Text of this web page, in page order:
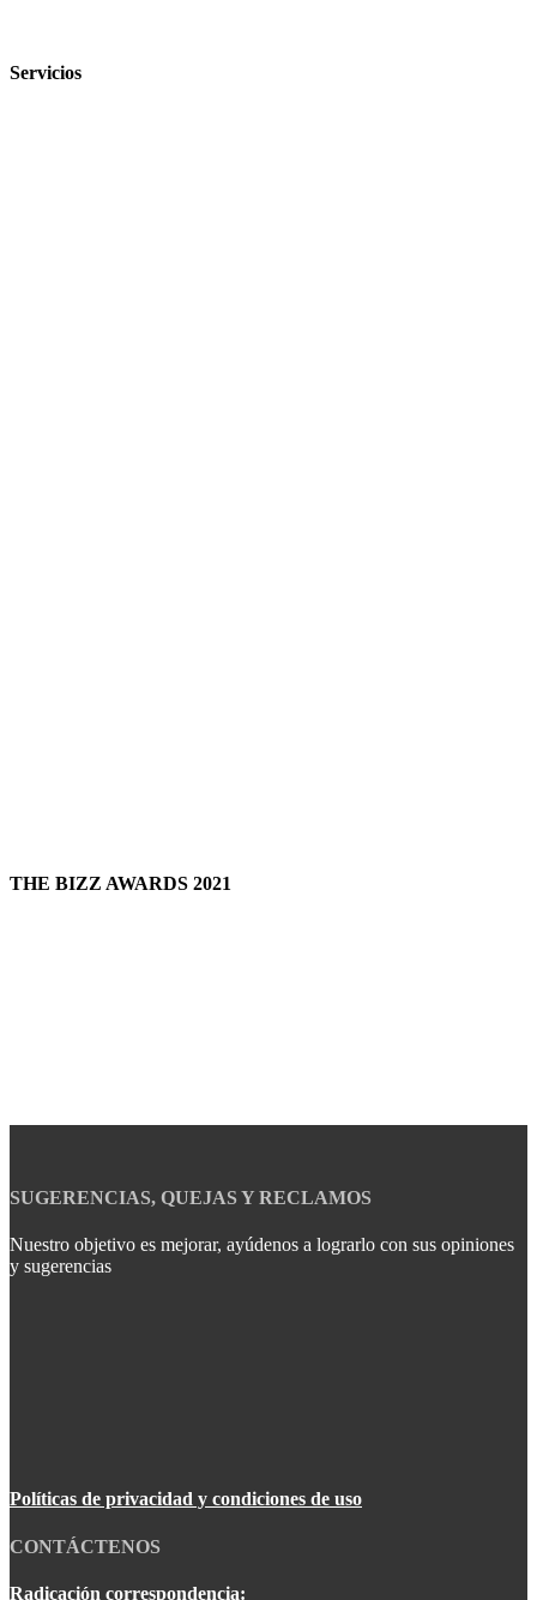
Servicios
THE BIZZ AWARDS 2021
SUGERENCIAS, QUEJAS Y RECLAMOS
Nuestro objetivo es mejorar, ayúdenos a lograrlo con sus opiniones
y sugerencias
Políticas de privacidad y condiciones de uso
CONTÁCTENOS
Radicación correspondencia: